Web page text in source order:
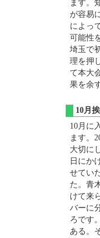
ます。
が容易
によっ
可能性
埼玉で
理を押
て本大
果を余
10月
10月に
ます。
大切に
日にか
せてい
た。青
けて来
バーに
ろです
ある。